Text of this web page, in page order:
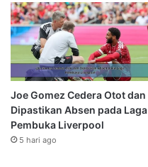
Joe Gomez Cedera Otot dan
Dipastikan Absen pada Laga
Pembuka Liverpool
5 hari ago